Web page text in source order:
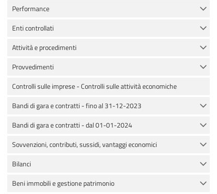
Performance
Enti controllati
Attività e procedimenti
Provvedimenti
Controlli sulle imprese - Controlli sulle attività economiche
Bandi di gara e contratti - fino al 31-12-2023
Bandi di gara e contratti - dal 01-01-2024
Sovvenzioni, contributi, sussidi, vantaggi economici
Bilanci
Beni immobili e gestione patrimonio